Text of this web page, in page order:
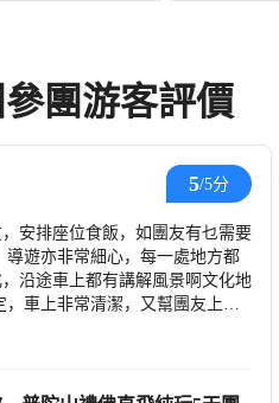
團游客評價
5/5分
安排座位食飯，如團友有乜需要
導遊亦非常細心，每一處地方都
沿途車上都有講解風景啊文化地
，車上非常清潔，又幫團友上落
常滿意，尤其是餐飲方面，每